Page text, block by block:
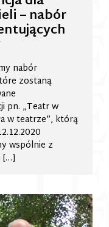
– nabór
nabór
zostaną
pn. „Teatr w
w teatrze”, którą
wspólnie z
[…]